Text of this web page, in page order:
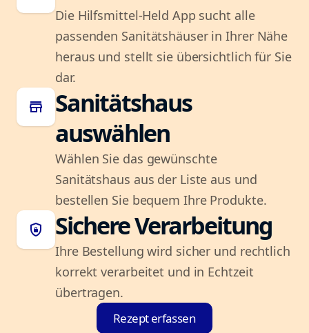
Die Hilfsmittel-Held App sucht alle
passenden Sanitätshäuser in Ihrer Nähe
heraus und stellt sie übersichtlich für Sie
dar.
store
Sanitätshaus
auswählen
Wählen Sie das gewünschte
Sanitätshaus aus der Liste aus und
bestellen Sie bequem Ihre Produkte.
shield_lock Sichere Verarbeitung
Ihre Bestellung wird sicher und rechtlich
korrekt verarbeitet und in Echtzeit
übertragen.
Rezept erfassen